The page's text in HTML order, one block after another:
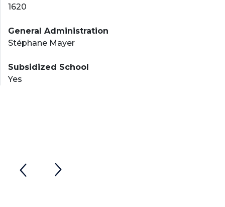
1620
General Administration
Stéphane Mayer
Subsidized School
Yes